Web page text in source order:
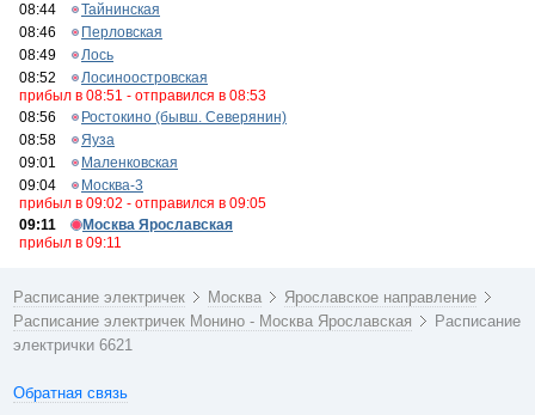
08:44
Тайнинская
08:46
Перловская
08:49
Лось
08:52
Лосиноостровская
прибыл в 08:51 - отправился в 08:53
08:56
Ростокино (бывш. Северянин)
08:58
Яуза
09:01
Маленковская
09:04
Москва-3
прибыл в 09:02 - отправился в 09:05
09:11
Москва Ярославская
прибыл в 09:11
Расписание электричек Москва
Ярославское направление
Расписание электричек Монино - Москва Ярославская
Расписание
электрички 6621
Обратная связь